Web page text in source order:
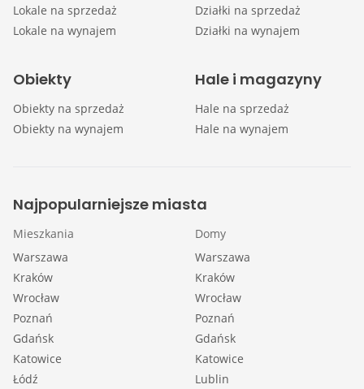
Lokale na sprzedaż
Lokale na wynajem
Działki na sprzedaż
Działki na wynajem
Obiekty
Obiekty na sprzedaż
Obiekty na wynajem
Hale i magazyny
Hale na sprzedaż
Hale na wynajem
Najpopularniejsze miasta
Mieszkania
Warszawa
Kraków
Wrocław
Poznań
Gdańsk
Katowice
Łódź
Domy
Warszawa
Kraków
Wrocław
Poznań
Gdańsk
Katowice
Lublin